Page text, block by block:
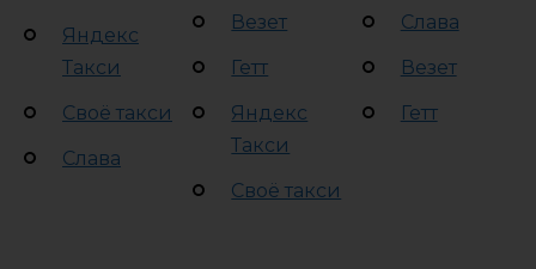
Яндекс
Такси
Своё такси
Слава
Везет
Гетт
Яндекс
Такси
Своё такси
Слава
Везет
Гетт